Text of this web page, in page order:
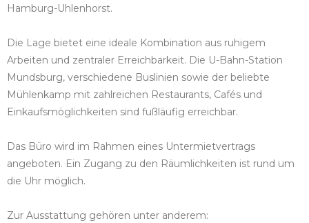
Hamburg-Uhlenhorst.
Die Lage bietet eine ideale Kombination aus ruhigem
Arbeiten und zentraler Erreichbarkeit. Die U-Bahn-Station
Mundsburg, verschiedene Buslinien sowie der beliebte
Mühlenkamp mit zahlreichen Restaurants, Cafés und
Einkaufsmöglichkeiten sind fußläufig erreichbar.
Das Büro wird im Rahmen eines Untermietvertrags
angeboten. Ein Zugang zu den Räumlichkeiten ist rund um
die Uhr möglich.
Zur Ausstattung gehören unter anderem: